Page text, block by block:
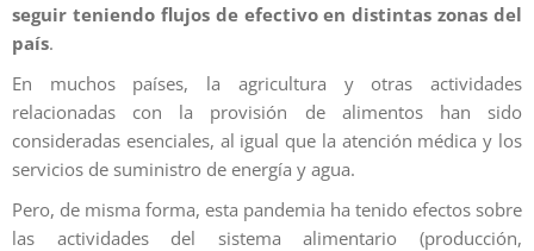
seguir teniendo flujos de efectivo en distintas zonas del
país.
En muchos países, la agricultura y otras actividades
relacionadas con la provisión de alimentos han sido
consideradas esenciales, al igual que la atención médica y los
servicios de suministro de energía y agua.
Pero, de misma forma, esta pandemia ha tenido efectos sobre
las actividades del sistema alimentario (producción,